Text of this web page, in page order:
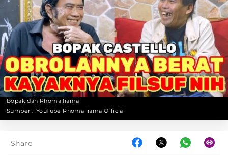
Bopak dan Rhoma Irama
Sumber : YouTube Rhoma Irama Official
Share